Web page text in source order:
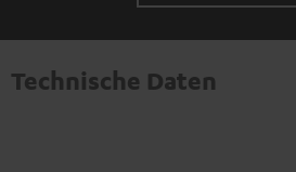
Technische Daten